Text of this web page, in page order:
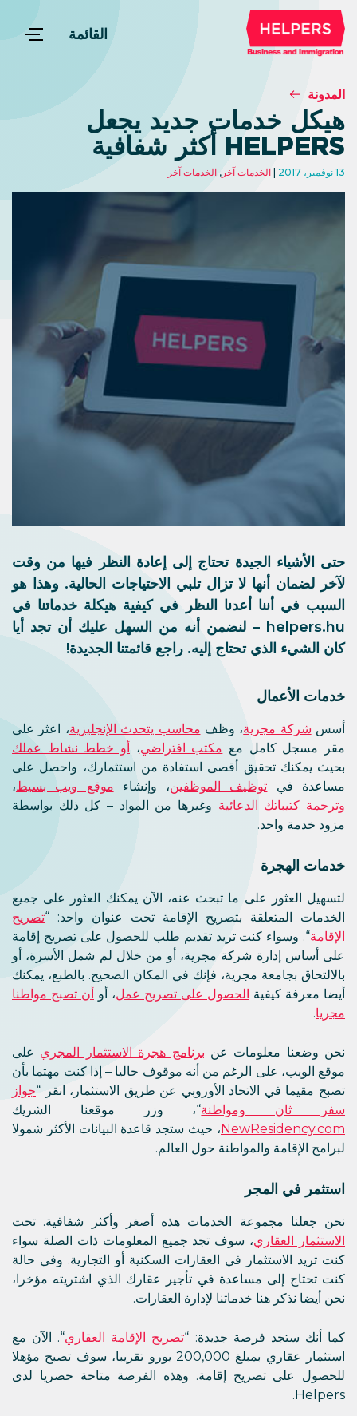
القائمة
المدونة
هيكل خدمات جديد يجعل
HELPERS أكثر شفافية
13 نوفمبر، 2017 الخدمات آخر , الخدمات آخر
حتى الأشياء الجيدة تحتاج إلى إعادة النظر فيها من وقت
لآخر لضمان أنها لا تزال تلبي الاحتياجات الحالية. وهذا هو
السبب في أننا أعدنا النظر في كيفية هيكلة خدماتنا في
helpers.hu – لنضمن أنه من السهل عليك أن تجد أيا
كان الشيء الذي تحتاج إليه. راجع قائمتنا الجديدة!
خدمات الأعمال
أسس شركة مجرية، وظف محاسب يتحدث الإنجليزية، اعثر على
مقر مسجل كامل مع مكتب افتراضي، أو خطط نشاط عملك
بحيث يمكنك تحقيق أقصى استفادة من استثمارك، واحصل على
مساعدة في توظيف الموظفين، وإنشاء موقع ويب بسيط،
وترجمة كتيباتك الدعائية وغيرها من المواد – كل ذلك بواسطة
مزود خدمة واحد.
خدمات الهجرة
لتسهيل العثور على ما تبحث عنه، الآن يمكنك العثور على جميع
الخدمات المتعلقة بتصريح الإقامة تحت عنوان واحد: “تصريح
الإقامة“. وسواء كنت تريد تقديم طلب للحصول على تصريح إقامة
على أساس إدارة شركة مجرية، أو من خلال لم شمل الأسرة، أو
بالالتحاق بجامعة مجرية، فإنك في المكان الصحيح. بالطبع، يمكنك
أيضا معرفة كيفية الحصول على تصريح عمل، أو أن تصبح مواطنا
مجريا.
نحن وضعنا معلومات عن برنامج هجرة الاستثمار المجري على
موقع الويب، على الرغم من أنه موقوف حاليا – إذا كنت مهتما بأن
تصبح مقيما في الاتحاد الأوروبي عن طريق الاستثمار، انقر “جواز
سفر ثان ومواطنة“، وزر موقعنا الشريك
NewResidency.com، حيث ستجد قاعدة البيانات الأكثر شمولا
لبرامج الإقامة والمواطنة حول العالم.
استثمر في المجر
نحن جعلنا مجموعة الخدمات هذه أصغر وأكثر شفافية. تحت
الاستثمار العقاري، سوف تجد جميع المعلومات ذات الصلة سواء
كنت تريد الاستثمار في العقارات السكنية أو التجارية. وفي حالة
كنت تحتاج إلى مساعدة في تأجير عقارك الذي اشتريته مؤخرا،
نحن أيضا نذكر هنا خدماتنا لإدارة العقارات.
كما أنك ستجد فرصة جديدة: “تصريح الإقامة العقاري“. الآن مع
استثمار عقاري بمبلغ 200,000 يورو تقريبا، سوف تصبح مؤهلا
للحصول على تصريح إقامة. وهذه الفرصة متاحة حصريا لدى
Helpers.